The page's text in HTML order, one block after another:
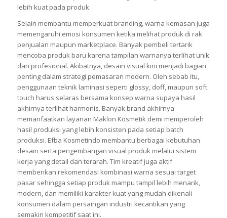
pemilihan warna kemasan secara lebih serius. Warna lembut
warna cerah mampu memberi energi dan daya tarik visual
lebih kuat pada produk.
Selain membantu memperkuat branding, warna kemasan juga
memengaruhi emosi konsumen ketika melihat produk di rak
penjualan maupun marketplace. Banyak pembeli tertarik
mencoba produk baru karena tampilan warnanya terlihat unik
dan profesional. Akibatnya, desain visual kini menjadi bagian
penting dalam strategi pemasaran modern. Oleh sebab itu,
penggunaan teknik laminasi seperti glossy, doff, maupun soft
touch harus selaras bersama konsep warna supaya hasil
akhirnya terlihat harmonis. Banyak brand akhirnya
memanfaatkan layanan Maklon Kosmetik demi memperoleh
hasil produksi yang lebih konsisten pada setiap batch
produksi. Efba Kosmetindo membantu berbagai kebutuhan
desain serta pengembangan visual produk melalui sistem
kerja yang detail dan terarah. Tim kreatif juga aktif
memberikan rekomendasi kombinasi warna sesuai target
pasar sehingga setiap produk mampu tampil lebih menarik,